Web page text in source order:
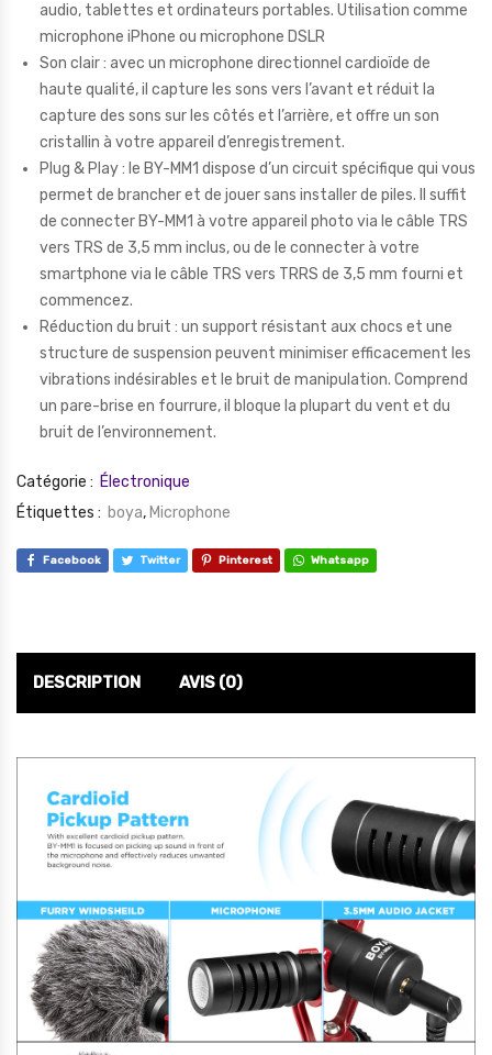
audio, tablettes et ordinateurs portables. Utilisation comme
microphone iPhone ou microphone DSLR
Son clair : avec un microphone directionnel cardioïde de
haute qualité, il capture les sons vers l’avant et réduit la
capture des sons sur les côtés et l’arrière, et offre un son
cristallin à votre appareil d’enregistrement.
Plug & Play : le BY-MM1 dispose d’un circuit spécifique qui vous
permet de brancher et de jouer sans installer de piles. Il suffit
de connecter BY-MM1 à votre appareil photo via le câble TRS
vers TRS de 3,5 mm inclus, ou de le connecter à votre
smartphone via le câble TRS vers TRRS de 3,5 mm fourni et
commencez.
Réduction du bruit : un support résistant aux chocs et une
structure de suspension peuvent minimiser efficacement les
vibrations indésirables et le bruit de manipulation. Comprend
un pare-brise en fourrure, il bloque la plupart du vent et du
bruit de l’environnement.
Catégorie : Électronique
Étiquettes : boya, Microphone
Facebook Twitter Pinterest Whatsapp
DESCRIPTION AVIS (0)